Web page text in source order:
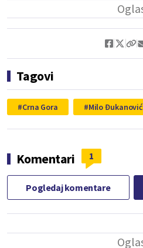
Tagovi
Crna Gora Milo Đukanović
Komentari 1
Pogledaj komentare